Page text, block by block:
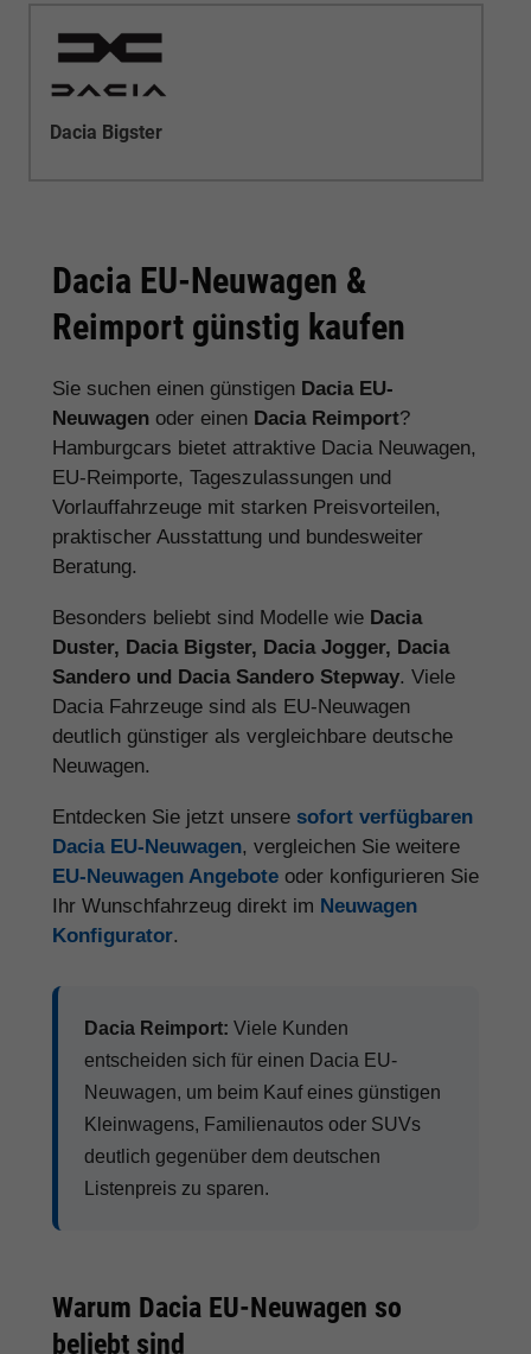
Dacia Bigster
Dacia EU-Neuwagen &
Reimport günstig kaufen
Sie suchen einen günstigen Dacia EU-
Neuwagen oder einen Dacia Reimport?
Hamburgcars bietet attraktive Dacia Neuwagen,
EU-Reimporte, Tageszulassungen und
Vorlauffahrzeuge mit starken Preisvorteilen,
praktischer Ausstattung und bundesweiter
Beratung.
Besonders beliebt sind Modelle wie Dacia
Duster, Dacia Bigster, Dacia Jogger, Dacia
Sandero und Dacia Sandero Stepway. Viele
Dacia Fahrzeuge sind als EU-Neuwagen
deutlich günstiger als vergleichbare deutsche
Neuwagen.
Entdecken Sie jetzt unsere sofort verfügbaren
Dacia EU-Neuwagen, vergleichen Sie weitere
EU-Neuwagen Angebote oder konfigurieren Sie
Ihr Wunschfahrzeug direkt im Neuwagen
Konfigurator.
Dacia Reimport: Viele Kunden
entscheiden sich für einen Dacia EU-
Neuwagen, um beim Kauf eines günstigen
Kleinwagens, Familienautos oder SUVs
deutlich gegenüber dem deutschen
Listenpreis zu sparen.
Warum Dacia EU-Neuwagen so
beliebt sind